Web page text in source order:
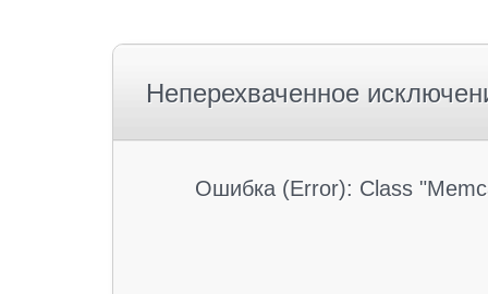
Неперехваченное
Ошибка (Error): Class